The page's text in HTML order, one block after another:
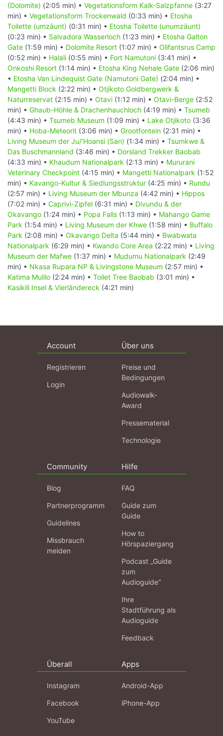
(Dolomite) (2:05 min) • Vegetationsform Kalk-Salzpfanne (3:27
min) • Vegetationsform Trockenwald (0:33 min) • Etosha
Toilette (umzäunt) (0:31 min) • Etosha Toilette (unumzäunt)
(0:23 min) • Salvadora Wasserloch (1:23 min) • Etosha Galton
Gate (1:59 min) • Dolomite Resort (1:07 min) • Olifantsrus Camp
(0:52 min) • Halali (0:55 min) • Fort Namutoni (3:41 min) •
Onkoshi Resort (1:14 min) • Etosha King Nehale Gate (2:06 min)
• Etosha Van Lindequist Gate (Namutoni Gate) (2:04 min) •
Mangetti Block (2:22 min) • Otjikoto Goldbergwerk &
Naturreservat (2:15 min) • Otavi (1:12 min) • Otavi-Berge (2:52
min) • Ghaub-Höhle & Drachenhauchloch (4:19 min) • Tsumeb
(4:43 min) • Tsumeb Museum (1:09 min) • Lake Otjikoto (3:36
min) • Hoba-Meteorit (3:06 min) • Grootfontein (2:31 min) •
Living Museum der Ju/‘Hoansi (San) (1:34 min) • Tsumkwe &
Das Buschmannland (3:46 min) • Dorsland Trekker Baobab
(4:33 min) • Khaudum Nationalpark (2:13 min) • Mururani
Veterinary Checkpoint (4:15 min) • Mangetti Nationalpark (1:52
min) • Kavango-Kultur & Siedlungsstruktur (4:25 min) • Rundu
(2:57 min) • Living Museum der Mbunza (4:42 min) • Hippos
(7:02 min) • Caprivi-Zipfel (6:31 min) • Divundu & der
Okavango (1:24 min) • Popa Falls (1:13 min) • Mahango Game
Park (1:54 min) • Living Museum der Khwe (1:58 min) • Buffalo
Park (2:08 min) • Okavango Delta (5:44 min) • Bwabwata
Nationalpark (6:29 min) • Kwando Core Area (2:22 min) • Living
Museum der Mafwe (1:37 min) • Mudumu Nationalpark (2:49
min) • Nkasa Rupara NP & Livingstone Museum (2:57 min) •
Katima Mulilo (2:24 min) • Toilet Tree Baobab (3:01 min) •
Kasikili Insel & Vierländereck (4:21 min)
Account
Registrieren
Login
Über uns
Preise und
Bedingungen
Audiowalk-
Award
Pressematerial
Technologie
Community
Blog
Partnerprogramm
Guidelines
Missbrauch
melden
Hilfe
FAQ
Guide zum
Guide
How to
Hörspaziergang
Podcast „Guide
zum
Audioguide“
Ihre
Stadtführung als
Audioguide
Feedback
Überall
Instagram
Facebook
YouTube
Apps
Android-App
iPhone-App